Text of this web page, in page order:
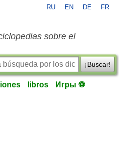
RU EN DE FR
sobre el
¡Buscar!
libros Игры ⚽